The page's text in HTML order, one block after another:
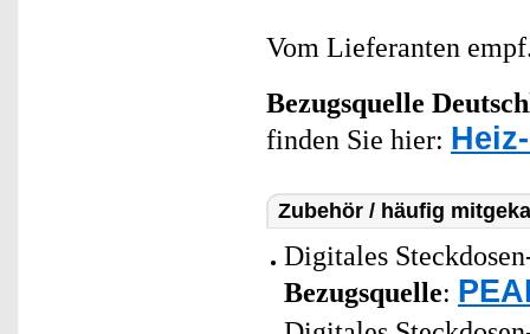
Vom Lieferanten
Bezugsquelle
finden Sie hier:
Zubehör / häufig
Digitales
Bezugsquelle: